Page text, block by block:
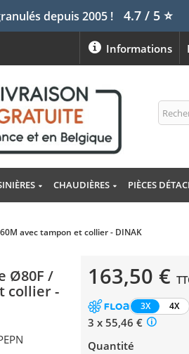
depuis 2005 ! 4.7 / 5⭐
Informations
CHAUDIÈRES PIÈCES
avec tampon et collier - DINAK
Ø80F /
collier -
163,50 €
3X 4X
3 x 55,46 €
Quantité